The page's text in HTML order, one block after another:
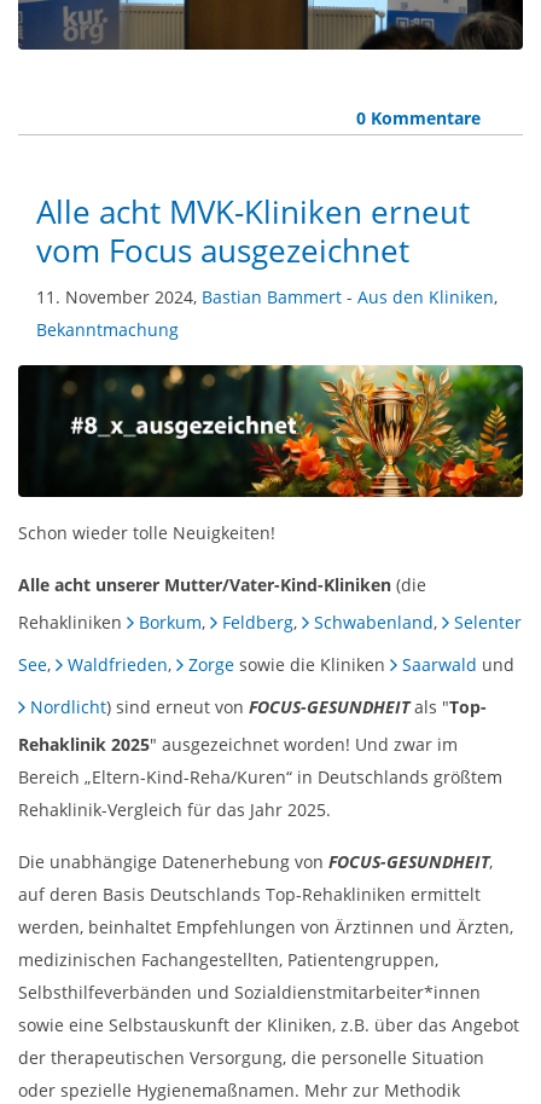
0 Kommentare
Alle acht MVK-Kliniken erneut
vom Focus ausgezeichnet
11. November 2024, Bastian Bammert - Aus den Kliniken,
Bekanntmachung
Schon wieder tolle Neuigkeiten!
Alle acht unserer Mutter/Vater-Kind-Kliniken (die
Rehakliniken
Borkum, Feldberg, Schwabenland,
Selenter
See, Waldfrieden, Zorge sowie die Kliniken Saarwald und
Nordlicht) sind erneut von FOCUS-GESUNDHEITals "Top-
Rehaklinik 2025" ausgezeichnet worden! Und zwar im
Bereich „Eltern-Kind-Reha/Kuren“ in Deutschlands größtem
Rehaklinik-Vergleich für das Jahr 2025.
Die unabhängige Datenerhebung von FOCUS-GESUNDHEIT,
auf deren Basis Deutschlands Top-Rehakliniken ermittelt
werden, beinhaltet Empfehlungen von Ärztinnen und Ärzten,
medizinischen Fachangestellten, Patientengruppen,
Selbsthilfeverbänden und Sozialdienstmitarbeiter*innen
sowie eine Selbstauskunft der Kliniken, z.B. über das Angebot
der therapeutischen Versorgung, die personelle Situation
oder spezielle Hygienemaßnamen. Mehr zur Methodik